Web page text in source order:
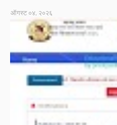
ऑगस्ट ०४, २०२६